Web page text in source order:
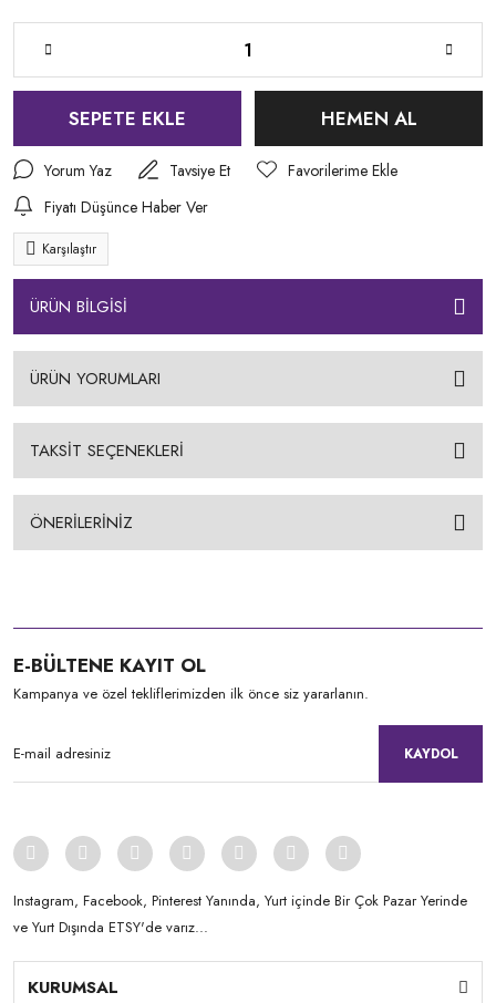
SEPETE EKLE HEMEN AL
Yorum Yaz
Tavsiye Et
Fiyatı Düşünce Haber Ver
Karşılaştır
ÜRÜN BİLGİSİ
ÜRÜN YORUMLARI
TAKSİT SEÇENEKLERİ
ÖNERİLERİNİZ
E-BÜLTENE KAYIT OL
Kampanya ve özel tekliflerimizden ilk önce siz yararlanın.
KAYDOL
Instagram, Facebook, Pinterest Yanında, Yurt içinde Bir Çok Pazar Yerinde
ve Yurt Dışında ETSY'de varız...
KURUMSAL